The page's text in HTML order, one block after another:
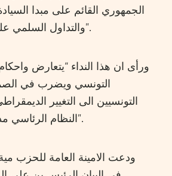
الجمهوري القائم على مبدا
والتداول السلمي على الحكم”.
ورأى ان هذا النداء “يتعارض
التونسي ويضرب في
التونسيين الى التغيير
النظام الرئاسي مدى الحياة”.
ودعت الامينة العامة للحزب